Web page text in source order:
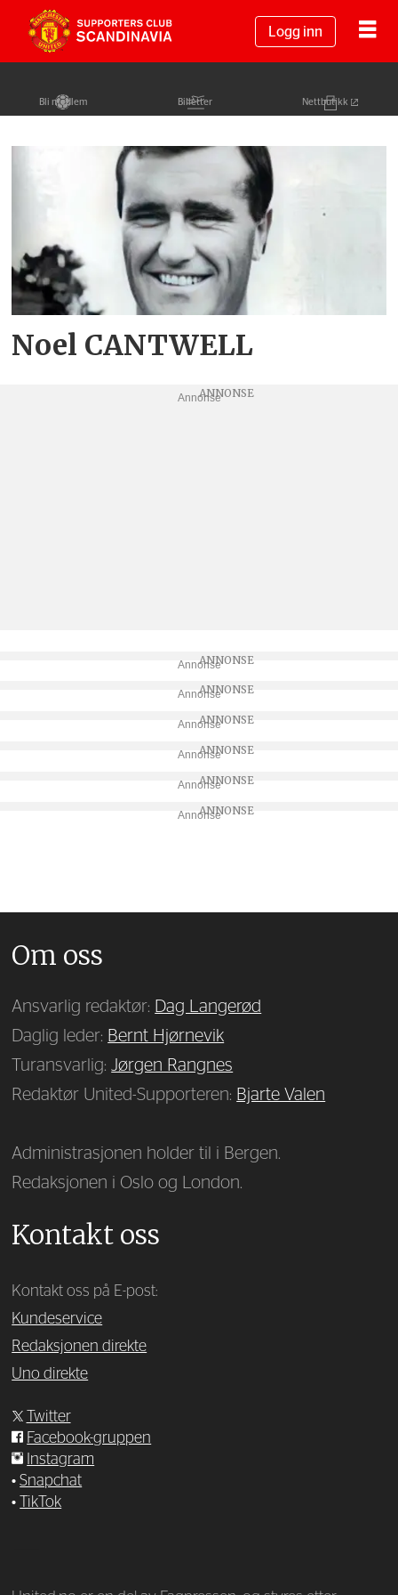
Logg inn
Bli medlem Billetter Nettbutikk
Tag:
noel
cantwell
Noel CANTWELL
Annonse
Annonse
Annonse
Annonse
Annonse
Annonse
Annonse
Om oss
Ansvarlig redaktør: Dag Langerød
Daglig leder: Bernt Hjørnevik
Turansvarlig:Jørgen Rangnes
Redaktør United-Supporteren: Bjarte Valen
Administrasjonen holder til i Bergen.
Redaksjonen i Oslo og London.
Kontakt oss
Kontakt oss på E-post:
Kundeservice
Redaksjonen direkte
Uno direkte
Twitter
Facebook-gruppen
Instagram
•Snapchat
•
TikTok